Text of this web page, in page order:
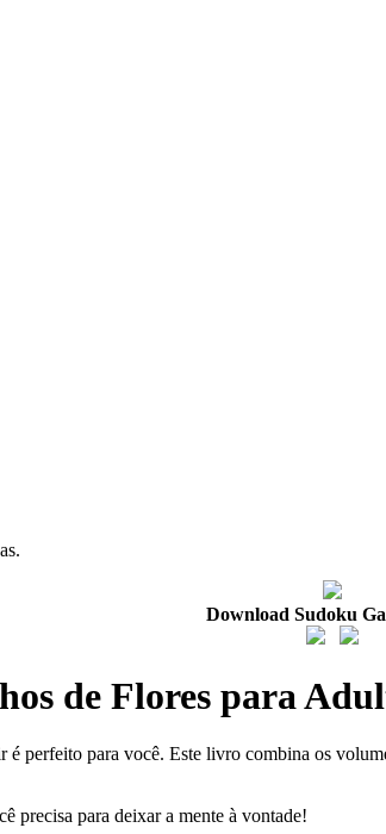
Download Sudoku
de Flores para
perfeito para você. Este livro combina os
precisa para deixar a mente à vontade!